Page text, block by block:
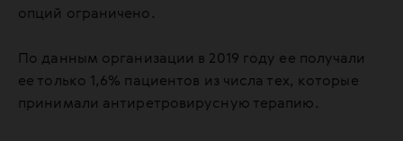
опций ограничено.
По данным организации в 2019 году ее получали
ее только 1,6% пациентов из числа тех, которые
принимали антиретровирусную терапию.